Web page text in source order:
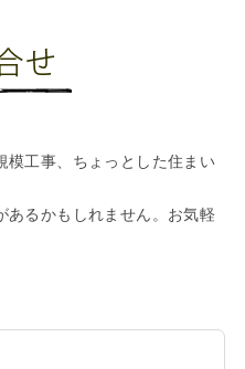
模工事、ちょっとした住まい
あるかもしれません。お気軽